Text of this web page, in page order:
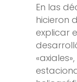
En las
hicieron
explicar